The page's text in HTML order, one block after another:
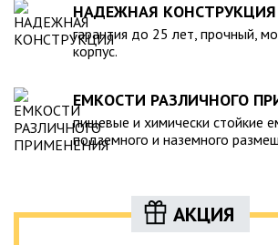
НАДЕЖНАЯ КОНСТРУКЦИЯ
гарантия до 25 лет, прочный,
корпус.
ЕМКОСТИ РАЗЛИЧНОГО
пищевые и химически стойкие
подземного и наземного
АКЦИЯ